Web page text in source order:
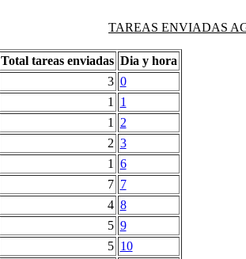
TAREAS ENVIADAS
Total tareas enviadas Dia y hora
3 0
1
1
1
2
2 3
1
6
7 7
4 8
5 9
5 10